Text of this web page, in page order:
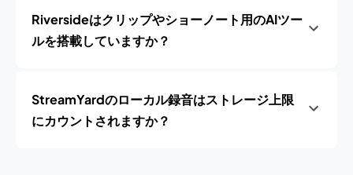
Riversideはクリップやショーノート用のAIツー
ルを搭載していますか？
StreamYardのローカル録音はストレージ上限
にカウントされますか？